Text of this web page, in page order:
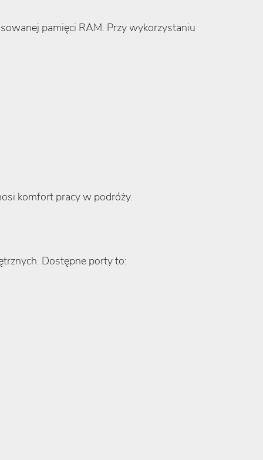
pamięci RAM. Przy wykorzystaniu
komfort pracy w podróży.
Dostępne porty to: